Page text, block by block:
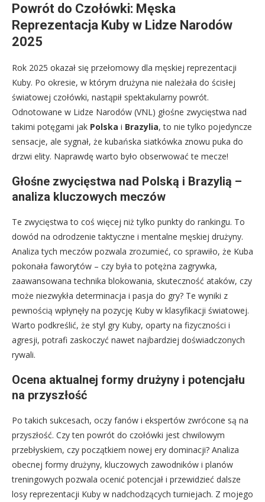
Powrót do Czołówki: Męska
Reprezentacja Kuby w Lidze Narodów
2025
Rok 2025 okazał się przełomowy dla męskiej reprezentacji
Kuby. Po okresie, w którym drużyna nie należała do ścisłej
światowej czołówki, nastąpił spektakularny powrót.
Odnotowane w Lidze Narodów (VNL) głośne zwycięstwa nad
takimi potęgami jak Polska i Brazylia, to nie tylko pojedyncze
sensacje, ale sygnał, że kubańska siatkówka znowu puka do
drzwi elity. Naprawdę warto było obserwować te mecze!
Głośne zwycięstwa nad Polską i Brazylią –
analiza kluczowych meczów
Te zwycięstwa to coś więcej niż tylko punkty do rankingu. To
dowód na odrodzenie taktyczne i mentalne męskiej drużyny.
Analiza tych meczów pozwala zrozumieć, co sprawiło, że Kuba
pokonała faworytów – czy była to potężna zagrywka,
zaawansowana technika blokowania, skuteczność ataków, czy
może niezwykła determinacja i pasja do gry? Te wyniki z
pewnością wpłynęły na pozycję Kuby w klasyfikacji światowej.
Warto podkreślić, że styl gry Kuby, oparty na fizyczności i
agresji, potrafi zaskoczyć nawet najbardziej doświadczonych
rywali.
Ocena aktualnej formy drużyny i potencjału
na przyszłość
Po takich sukcesach, oczy fanów i ekspertów zwrócone są na
przyszłość. Czy ten powrót do czołówki jest chwilowym
przebłyskiem, czy początkiem nowej ery dominacji? Analiza
obecnej formy drużyny, kluczowych zawodników i planów
treningowych pozwala ocenić potencjał i przewidzieć dalsze
losy reprezentacji Kuby w nadchodzących turniejach. Z mojego